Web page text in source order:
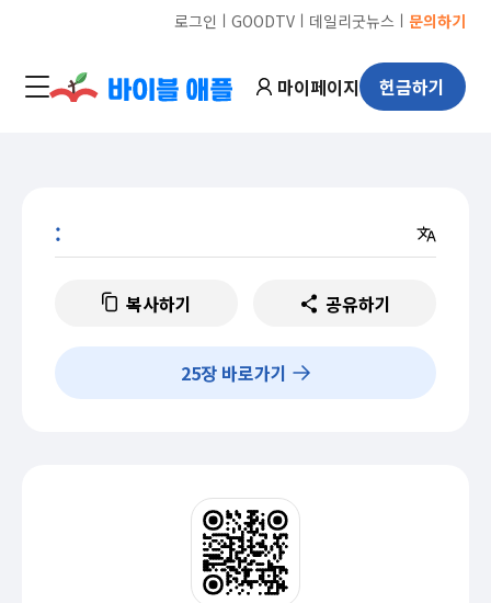
로그인 ㅣ GOODTVㅣ 데일리굿뉴스 ㅣ 문의하기
마이페이지 헌금하기
:
복사하기 공유하기
25장 바로가기